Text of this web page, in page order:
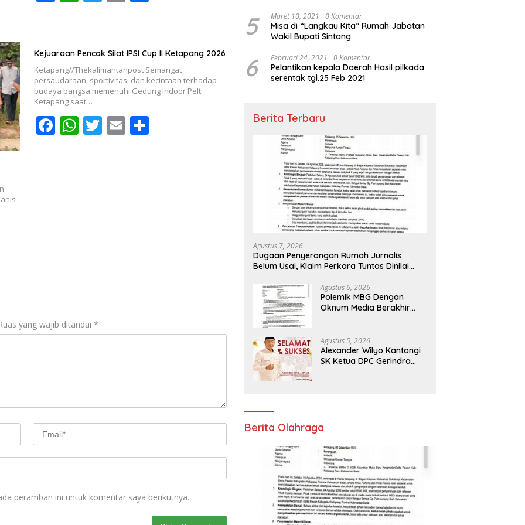
b
o
o
k
s
A
p
p
er l e
Kejuaraan Pencak Silat IPSI Cup II Ketapang 2026
Ketapang//Thekalimantanpost Semangat
persaudaraan, sportivitas, dan kecintaan terhadap
budaya bangsa memenuhi Gedung Indoor Pelti
Ketapang saat…
F W T E S
yang wajib ditandai *
peramban ini untuk komentar saya berikutnya.
5 Maret 10, 2021 0 Komentar
Misa di “Langkau Kita” Rumah Jabatan
Wakil Bupati Sintang
6 Februari 24, 2021 0 Komentar
Pelantikan kepala Daerah Hasil pilkada
serentak tgl.25 Feb 2021
Berita Terbaru
Agustus 7, 2026
Dugaan Penyerangan Rumah Jurnalis
Belum Usai, Klaim Perkara Tuntas Dinilai
Agustus 6, 2026
Polemik MBG Dengan
Oknum Media Berakhir
Agustus 5, 2026
Alexander Wilyo Kantongi
SK Ketua DPC Gerindra
Berita Olahraga